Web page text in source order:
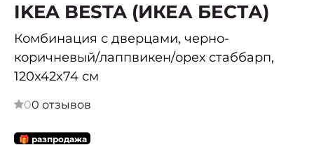
IKEA BESTA (ИКЕА БЕСТА)
Комбинация с дверцами, черно-
коричневый/лаппвикен/орех стаббарп,
120x42x74 см
00 отзывов
🎁 разпродажа